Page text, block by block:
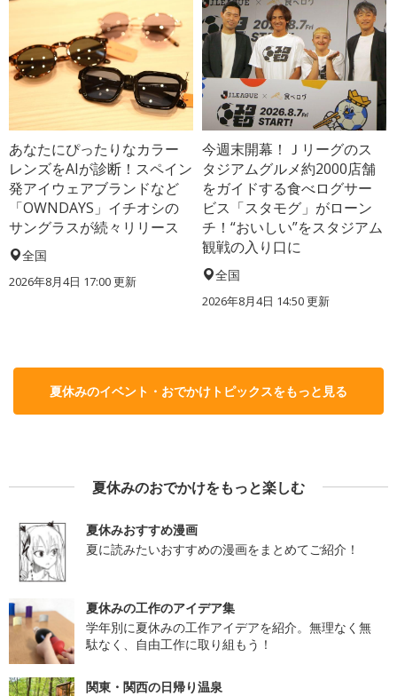
あなたにぴったりなカラー
レンズをAIが診断！スペイン
発アイウェアブランドなど
「OWNDAYS」イチオシの
サングラスが続々リリース
全国
2026年8月4日 17:00更新
今週末開幕！Ｊリーグのス
タジアムグルメ約2000店舗
をガイドする食べログサー
ビス「スタモグ」がローン
チ！“おいしい”をスタジアム
観戦の入り口に
全国
2026年8月4日 14:50更新
夏休みのイベント・おでかけトピックスをもっと見る
夏休みのおでかけをもっと楽しむ
夏休みおすすめ漫画
夏に読みたいおすすめの漫画をまとめてご紹介！
夏休みの工作のアイデア集
学年別に夏休みの工作アイデアを紹介。無理なく無
駄なく、自由工作に取り組もう！
関東・関西の日帰り温泉